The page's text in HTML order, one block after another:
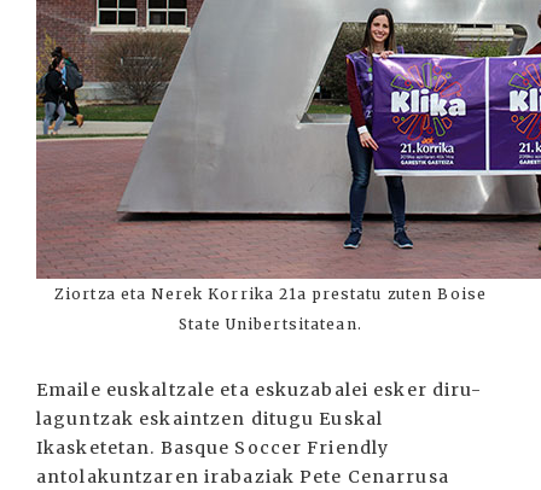
Ziortza eta Nerek Korrika 21a prestatu zuten Boise
State Unibertsitatean.
Emaile euskaltzale eta eskuzabalei esker diru-
laguntzak eskaintzen ditugu Euskal
Ikasketetan. Basque Soccer Friendly
antolakuntzaren irabaziak Pete Cenarrusa